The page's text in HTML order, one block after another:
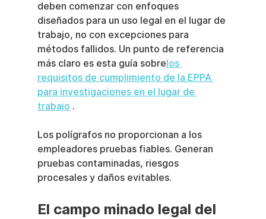
deben comenzar con enfoques
diseñados para un uso legal en el lugar de
trabajo, no con excepciones para
métodos fallidos. Un punto de referencia
más claro es esta guía sobrelos
requisitos de cumplimiento de la EPPA
para investigaciones en el lugar de
trabajo .
Los polígrafos no proporcionan a los
empleadores pruebas fiables. Generan
pruebas contaminadas, riesgos
procesales y daños evitables.
El campo minado legal del